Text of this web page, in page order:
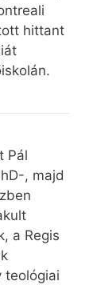
hittant
Pál
, majd
a Regis
teológiai